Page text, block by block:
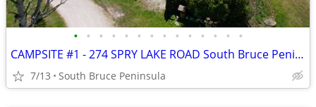
• • • • • • • • • • • • • •
CAMPSITE #1 - 274 SPRY LAKE ROAD South Bruce Peninsula, Ontario N0H2G0
7/13 South Bruce Peninsula